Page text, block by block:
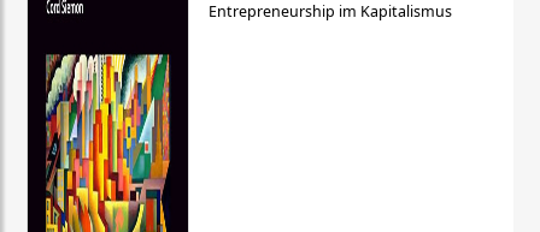
Entrepreneurship im Kapitalismus